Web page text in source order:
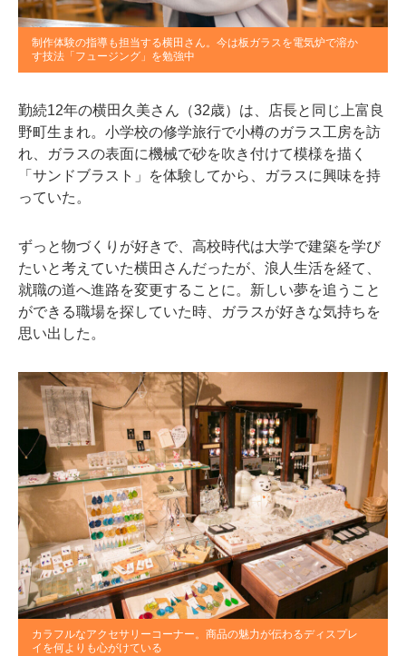
制作体験の指導も担当する横田さん。今は板ガラスを電気炉で溶か
す技法「フュージング」を勉強中
勤続12年の横田久美さん（32歳）は、店長と同じ上富良
野町生まれ。小学校の修学旅行で小樽のガラス工房を訪
れ、ガラスの表面に機械で砂を吹き付けて模様を描く
「サンドブラスト」を体験してから、ガラスに興味を持
っていた。
ずっと物づくりが好きで、高校時代は大学で建築を学び
たいと考えていた横田さんだったが、浪人生活を経て、
就職の道へ進路を変更することに。新しい夢を追うこと
ができる職場を探していた時、ガラスが好きな気持ちを
思い出した。
カラフルなアクセサリーコーナー。商品の魅力が伝わるディスプレ
イを何よりも心がけている